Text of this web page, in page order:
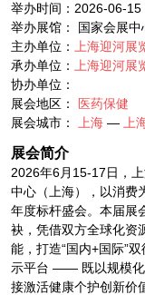
举办时间：2026-06-
举办展馆： 国家会展中
主办单位：
上海迎河展
承办单位：
上海迎河展
协办单位：
展会地区：
医药保健
展会城市：
上海 — 上
展会简介
2026年6月15-17日，
中心（上海），以消费
年度标杆盛会。本届展
袂，凭借双方全球化资
能，打造“国内+国际”
示平台 —— 既以规模化
接激活健康个护创新价